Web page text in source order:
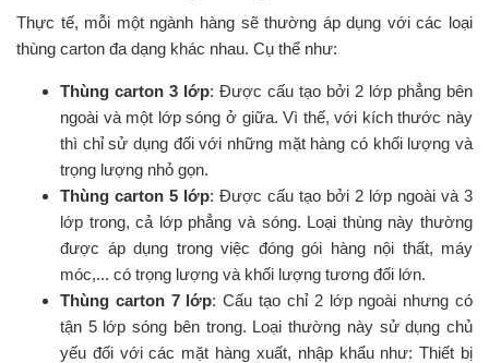
Thực tế, mỗi một ngành hàng sẽ thường áp dụng với các loại
thùng carton đa dạng khác nhau. Cụ thể như:
Thùng carton 3 lớp: Được cấu tạo bởi 2 lớp phẳng bên
ngoài và một lớp sóng ở giữa. Vì thế, với kích thước này
thì chỉ sử dụng đối với những mặt hàng có khối lượng và
trọng lượng nhỏ gọn.
Thùng carton 5 lớp: Được cấu tạo bởi 2 lớp ngoài và 3
lớp trong, cả lớp phẳng và sóng. Loại thùng này thường
được áp dụng trong việc đóng gói hàng nội thất, máy
móc,... có trọng lượng và khối lượng tương đối lớn.
Thùng carton 7 lớp: Cấu tạo chỉ 2 lớp ngoài nhưng có
tận 5 lớp sóng bên trong. Loại thường này sử dụng chủ
yếu đối với các mặt hàng xuất, nhập khẩu như: Thiết bị